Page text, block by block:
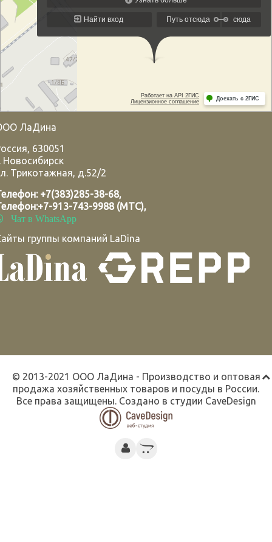
ЛаДина
, 630051
Новосибирск
Трикотажная, д.52/2
+7(383)285-38-68,
+7-913-743-9988 (МТС),
Чат в WhatsApp
группы компаний LaDina
© 2013-2021 ООО ЛаДина - Производство и оптовая
продажа хозяйственных товаров и посуды в России.
Все права защищены. Создано в студии CaveDesign